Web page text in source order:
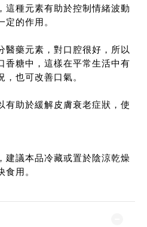
這種元素有助於控制情緒波動
的作用。
醫藥元素，對口腔很好，所以
香糖中，這樣在平常生活中有
也可改善口氣。
有助於緩解皮膚衰老症狀，使
建議本品冷藏或置於陰涼乾燥
用。